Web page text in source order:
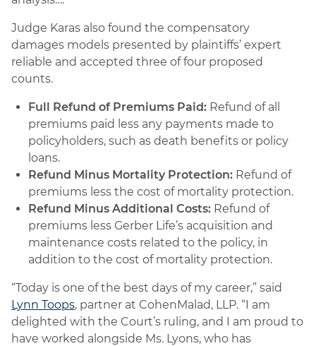
Judge Karas also found the compensatory
damages models presented by plaintiffs’ expert
reliable and accepted three of four proposed
counts.
Full Refund of Premiums Paid: Refund of all
premiums paid less any payments made to
policyholders, such as death benefits or policy
loans.
Refund Minus Mortality Protection: Refund of
premiums less the cost of mortality protection.
Refund Minus Additional Costs: Refund of
premiums less Gerber Life’s acquisition and
maintenance costs related to the policy, in
addition to the cost of mortality protection.
“Today is one of the best days of my career,” said
Lynn Toops, partner at CohenMalad, LLP. “I am
delighted with the Court’s ruling, and I am proud to
have worked alongside Ms. Lyons, who has